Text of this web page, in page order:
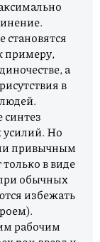
становятся
примеру,
а
в
Но
привычным
в виде
обычных
избежать
рабочим